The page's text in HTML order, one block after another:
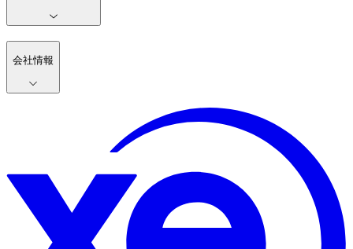
会社情報